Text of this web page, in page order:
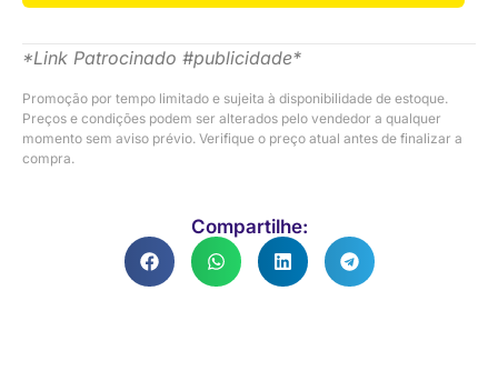
*Link Patrocinado #publicidade*
Promoção por tempo limitado e sujeita à disponibilidade de estoque.
Preços e condições podem ser alterados pelo vendedor a qualquer
momento sem aviso prévio. Verifique o preço atual antes de finalizar a
compra.
Compartilhe: